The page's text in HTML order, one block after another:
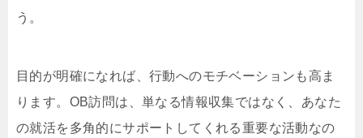
う。
目的が明確になれば、行動へのモチベーションも高ま
ります。OB訪問は、単なる情報収集ではなく、あなた
の就活を多角的にサポートしてくれる重要な活動なの